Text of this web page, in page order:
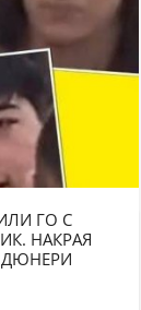
ГО С
НАКРАЯ
ДЮНЕРИ